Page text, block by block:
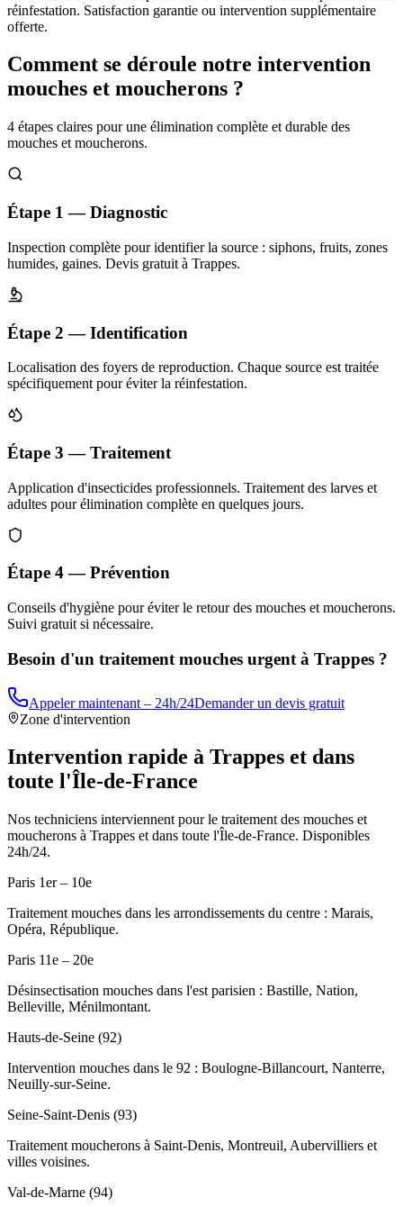
réinfestation. Satisfaction garantie ou intervention supplémentaire
offerte.
Comment se déroule notre intervention
mouches et moucherons ?
4 étapes claires pour une élimination complète et durable des
mouches et moucherons.
Étape 1 — Diagnostic
Inspection complète pour identifier la source : siphons, fruits, zones
humides, gaines. Devis gratuit à Trappes.
Étape 2 — Identification
Localisation des foyers de reproduction. Chaque source est traitée
spécifiquement pour éviter la réinfestation.
Étape 3 — Traitement
Application d'insecticides professionnels. Traitement des larves et
adultes pour élimination complète en quelques jours.
Étape 4 — Prévention
Conseils d'hygiène pour éviter le retour des mouches et moucherons.
Suivi gratuit si nécessaire.
Besoin d'un traitement mouches urgent à Trappes ?
Appeler maintenant – 24h/24Demander un devis gratuit
Zone d'intervention
Intervention rapide à Trappes et dans
toute l'Île-de-France
Nos techniciens interviennent pour le traitement des mouches et
moucherons à Trappes et dans toute l'Île-de-France. Disponibles
24h/24.
Paris 1er – 10e
Traitement mouches dans les arrondissements du centre : Marais,
Opéra, République.
Paris 11e – 20e
Désinsectisation mouches dans l'est parisien : Bastille, Nation,
Belleville, Ménilmontant.
Hauts-de-Seine (92)
Intervention mouches dans le 92 : Boulogne-Billancourt, Nanterre,
Neuilly-sur-Seine.
Seine-Saint-Denis (93)
Traitement moucherons à Saint-Denis, Montreuil, Aubervilliers et
villes voisines.
Val-de-Marne (94)